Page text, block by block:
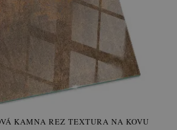
KAMNA REZ TEXTURA NA KOVU